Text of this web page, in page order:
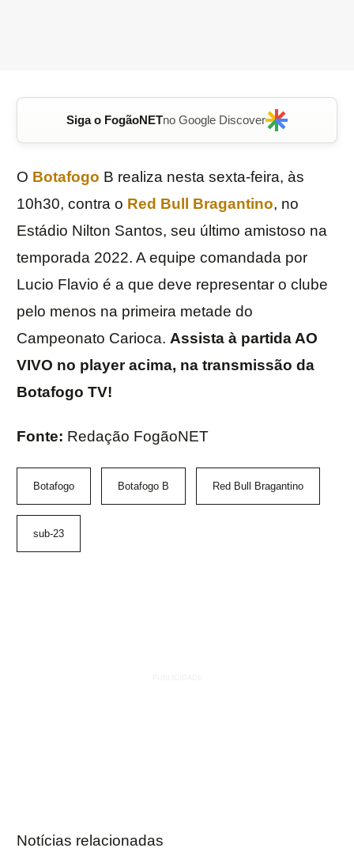
Siga o FogãoNETno Google Discover
O Botafogo B realiza nesta sexta-feira, às
10h30, contra o Red Bull Bragantino, no
Estádio Nilton Santos, seu último amistoso na
temporada 2022. A equipe comandada por
Lucio Flavio é a que deve representar o clube
pelo menos na primeira metade do
Campeonato Carioca. Assista à partida AO
VIVO no player acima, na transmissão da
Botafogo TV!
Fonte: Redação FogãoNET
Botafogo Botafogo B Red Bull Bragantino
sub-23
Notícias relacionadas